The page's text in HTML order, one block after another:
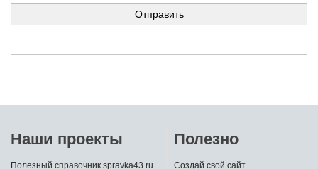
Наши проекты
Полезный справочник spravka43.ru
Полезно
Создай свой сайт